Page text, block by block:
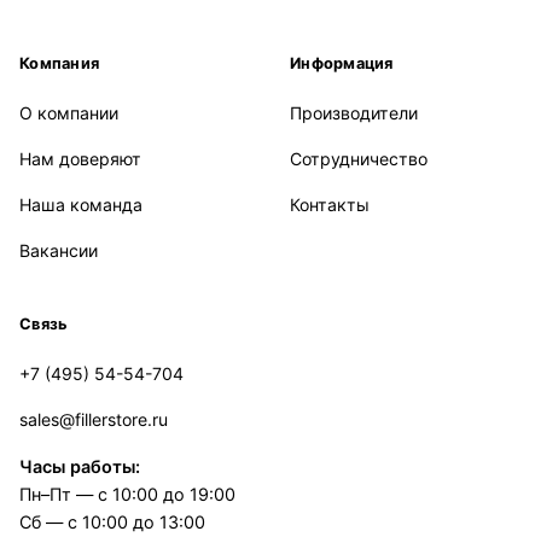
Компания
О компании
Нам доверяют
Наша команда
Вакансии
Информация
Производители
Сотрудничество
Контакты
Связь
+7 (495) 54-54-704
sales@fillerstore.ru
Часы работы:
Пн–Пт — с 10:00 до 19:00
Сб — с 10:00 до 13:00